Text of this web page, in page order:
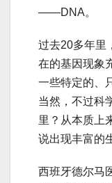
——DNA。
过去20多年里
在的基因现象
一些特定的、
当然，不过科
里？从本质上
说出现丰富的
西班牙德尔马